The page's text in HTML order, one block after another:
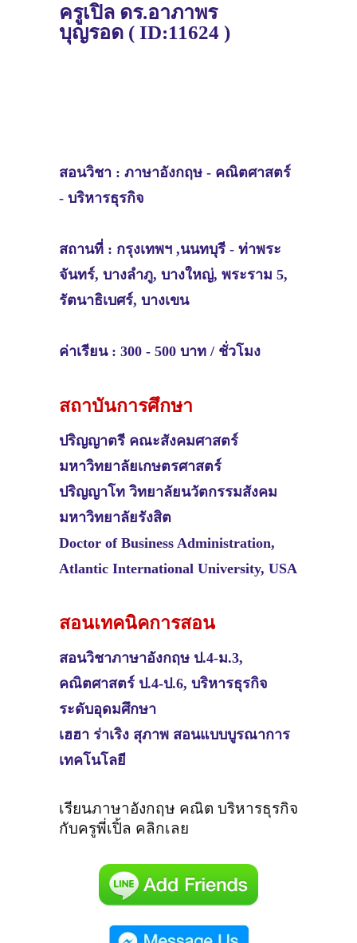
ครูเปิ้ล ดร.อาภาพร
บุญรอด ( ID:11624 )
สอนวิชา : ภาษาอังกฤษ - คณิตศาสตร์
- บริหารธุรกิจ
สถานที่ : กรุงเทพฯ ,นนทบุรี - ท่าพระ
จันทร์, บางลำภู, บางใหญ่, พระราม 5,
รัตนาธิเบศร์, บางเขน
ค่าเรียน : 300 - 500 บาท / ชั่วโมง
สถาบันการศึกษา
ปริญญาตรี คณะสังคมศาสตร์
มหาวิทยาลัยเกษตรศาสตร์
ปริญญาโท วิทยาลัยนวัตกรรมสังคม
มหาวิทยาลัยรังสิต
Doctor of Business Administration,
Atlantic International University, USA
สอนเทคนิคการสอน
สอนวิชาภาษาอังกฤษ ป.4-ม.3,
คณิตศาสตร์ ป.4-ป.6, บริหารธุรกิจ
ระดับอุดมศึกษา
เฮฮา ร่าเริง สุภาพ สอนแบบบูรณาการ
เทคโนโลยี
เรียนภาษาอังกฤษ คณิต บริหารธุรกิจ
กับครูพี่เปิ้ล คลิกเลย